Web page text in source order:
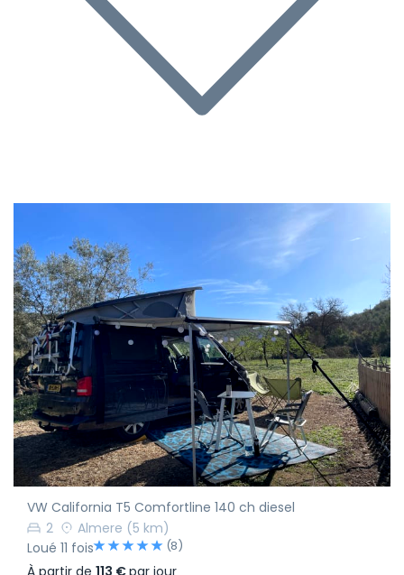
VW California T5 Comfortline 140 ch diesel
2
Almere (5 km)
Loué 11 fois
(8)